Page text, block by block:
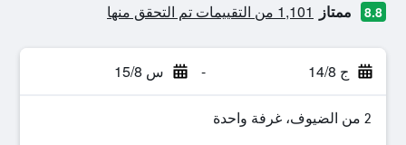
8.8 ممتاز 1,101 من التقييمات تم التحقق منها
ج 14/8 - س 15/8
2 من الضيوف، غرفة واحدة